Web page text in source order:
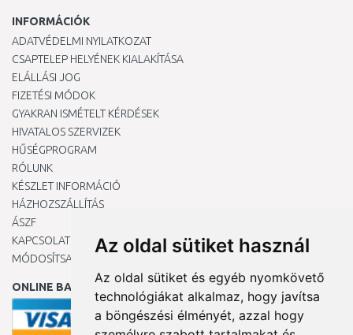
Az oldal sütiket használ
Az oldal sütiket és egyéb nyomkövető
technológiákat alkalmaz, hogy javítsa
a böngészési élményét, azzal hogy
INFORMÁCIÓK
ADATVÉDELMI NYILATKOZAT
CSAPTELEP HELYÉNEK KIALAKÍTÁSA
ELÁLLÁSI JOG
FIZETÉSI MÓDOK
GYAKRAN ISMÉTELT KÉRDÉSEK
HIVATALOS SZERVIZEK
HŰSÉGPROGRAM
RÓLUNK
KÉSZLET INFORMÁCIÓ
HÁZHOZSZÁLLÍTÁS
ÁSZF
KAPCSOLAT
MÓDOSÍTSA A COOKIE-BEÁLLÍTÁSAIMAT
ONLINE BANKKÁRTYÁVAL